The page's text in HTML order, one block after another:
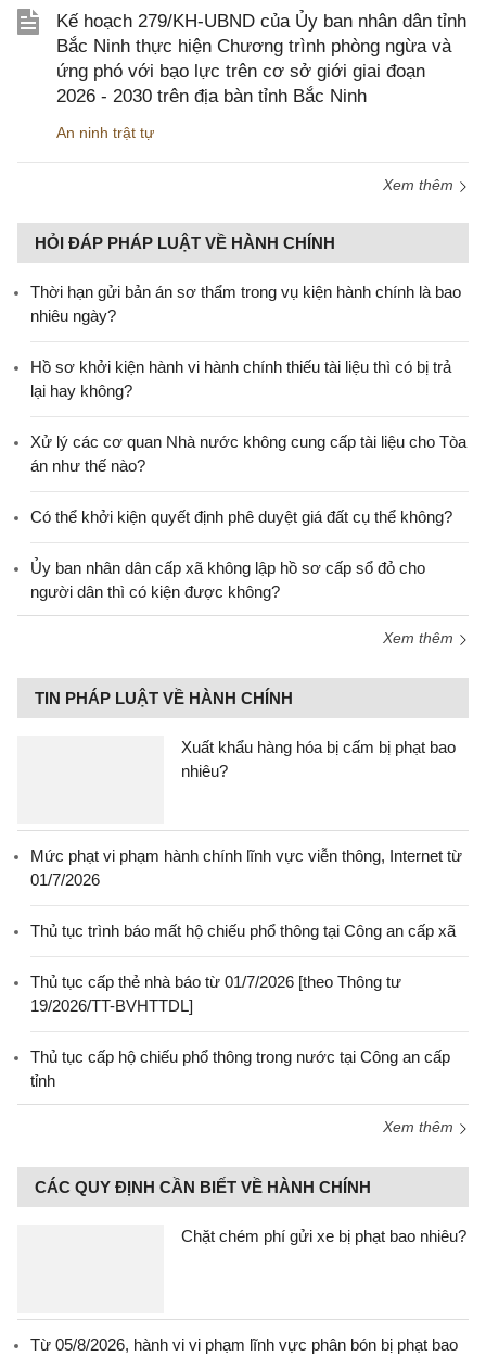
Kế hoạch 279/KH-UBND của Ủy ban nhân dân tỉnh
Bắc Ninh thực hiện Chương trình phòng ngừa và
ứng phó với bạo lực trên cơ sở giới giai đoạn
2026 - 2030 trên địa bàn tỉnh Bắc Ninh
An ninh trật tự
Xem thêm
HỎI ĐÁP PHÁP LUẬT VỀ HÀNH CHÍNH
Thời hạn gửi bản án sơ thẩm trong vụ kiện hành chính là bao
nhiêu ngày?
Hồ sơ khởi kiện hành vi hành chính thiếu tài liệu thì có bị trả
lại hay không?
Xử lý các cơ quan Nhà nước không cung cấp tài liệu cho Tòa
án như thế nào?
Có thể khởi kiện quyết định phê duyệt giá đất cụ thể không?
Ủy ban nhân dân cấp xã không lập hồ sơ cấp sổ đỏ cho
người dân thì có kiện được không?
Xem thêm
TIN PHÁP LUẬT VỀ HÀNH CHÍNH
Xuất khẩu hàng hóa bị cấm bị phạt bao
nhiêu?
Mức phạt vi phạm hành chính lĩnh vực viễn thông, Internet từ
01/7/2026
Thủ tục trình báo mất hộ chiếu phổ thông tại Công an cấp xã
Thủ tục cấp thẻ nhà báo từ 01/7/2026 [theo Thông tư
19/2026/TT-BVHTTDL]
Thủ tục cấp hộ chiếu phổ thông trong nước tại Công an cấp
tỉnh
Xem thêm
CÁC QUY ĐỊNH CẦN BIẾT VỀ HÀNH CHÍNH
Chặt chém phí gửi xe bị phạt bao nhiêu?
Từ 05/8/2026, hành vi vi phạm lĩnh vực phân bón bị phạt bao